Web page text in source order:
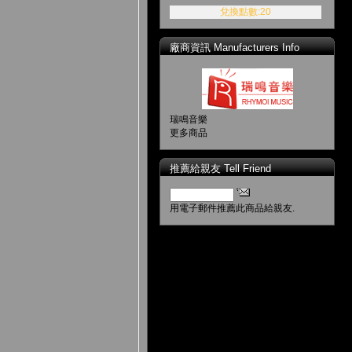
兌換點數:20
廠商資訊 Manufacturers Info
瑞鳴音樂
更多商品
推薦給親友 Tell Friend
用電子郵件推薦此商品給親友.